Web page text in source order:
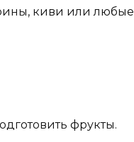
киви или любые
фрукты.